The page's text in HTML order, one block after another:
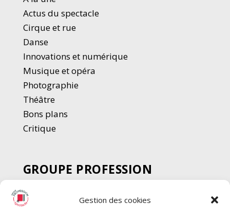
Gestion des cookies
Actus du spectacle
Cirque et rue
Danse
Innovations et numérique
Musique et opéra
Photographie
Théâtre
Bons plans
Critique
GROUPE PROFESSION
SPECTACLE
Chèque Intermittents